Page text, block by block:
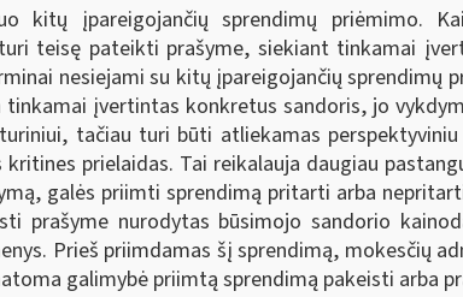
įpareigojančių sprendimų priėmimo.
teisę pateikti prašyme, siekiant tinkamai
nesiejami su kitų įpareigojančių
įvertintas konkretus sandoris, jo
tačiau turi būti atliekamas
prielaidas. Tai reikalauja daugiau
galės priimti sprendimą pritarti arba
prašyme nurodytas būsimojo sandorio
Prieš priimdamas šį sprendimą, mokesčių
galimybė priimtą sprendimą pakeisti arba